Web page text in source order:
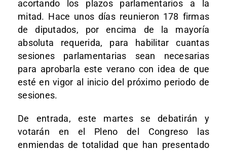
acortando los plazos parlamentarios a la
mitad. Hace unos días reunieron 178 firmas
de diputados, por encima de la mayoría
absoluta requerida, para habilitar cuantas
sesiones parlamentarias sean necesarias
para aprobarla este verano con idea de que
esté en vigor al inicio del próximo periodo de
sesiones.
De entrada, este martes se debatirán y
votarán en el Pleno del Congreso las
enmiendas de totalidad que han presentado